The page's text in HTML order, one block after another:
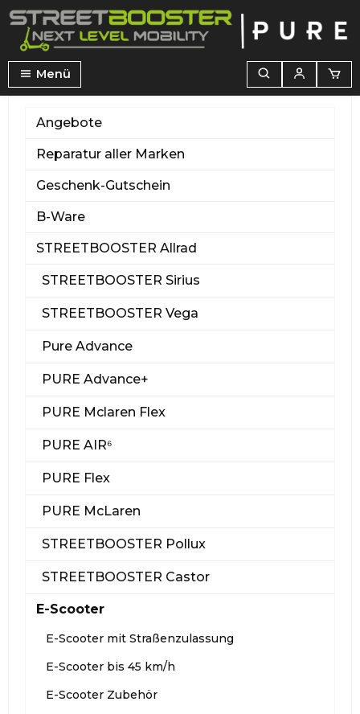
springen
Menü
Angebote
Reparatur aller Marken
Geschenk-Gutschein
B-Ware
STREETBOOSTER Allrad
STREETBOOSTER Sirius
STREETBOOSTER Vega
Pure Advance
PURE Advance+
PURE Mclaren Flex
PURE AIR⁶
PURE Flex
PURE McLaren
STREETBOOSTER Pollux
STREETBOOSTER Castor
E-Scooter
E-Scooter mit Straßenzulassung
E-Scooter bis 45 km/h
E-Scooter Zubehör